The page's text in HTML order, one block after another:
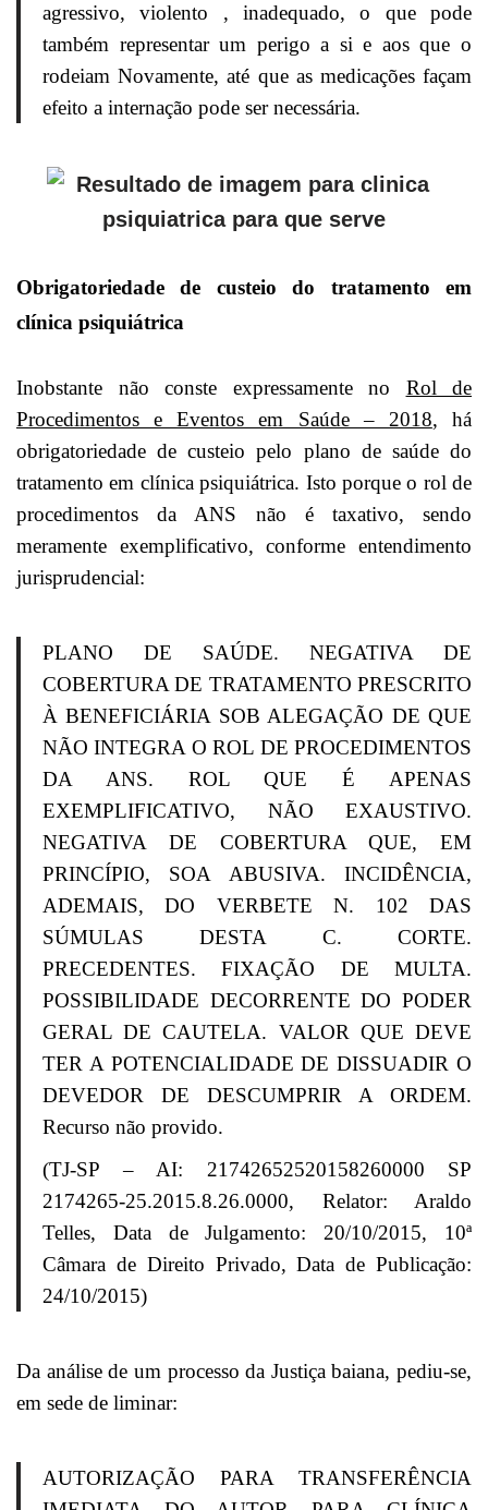
agressivo, violento , inadequado, o que pode
também representar um perigo a si e aos que o
rodeiam Novamente, até que as medicações façam
efeito a internação pode ser necessária.
Obrigatoriedade de custeio do tratamento em
clínica psiquiátrica
Inobstante não conste expressamente no Rol de
Procedimentos e Eventos em Saúde – 2018, há
obrigatoriedade de custeio pelo plano de saúde do
tratamento em clínica psiquiátrica. Isto porque o rol de
procedimentos da ANS não é taxativo, sendo
meramente exemplificativo, conforme entendimento
jurisprudencial:
PLANO DE SAÚDE. NEGATIVA DE
COBERTURA DE TRATAMENTO PRESCRITO
À BENEFICIÁRIA SOB ALEGAÇÃO DE QUE
NÃO INTEGRA O ROL DE PROCEDIMENTOS
DA ANS. ROL QUE É APENAS
EXEMPLIFICATIVO, NÃO EXAUSTIVO.
NEGATIVA DE COBERTURA QUE, EM
PRINCÍPIO, SOA ABUSIVA. INCIDÊNCIA,
ADEMAIS, DO VERBETE N. 102 DAS
SÚMULAS DESTA C. CORTE.
PRECEDENTES. FIXAÇÃO DE MULTA.
POSSIBILIDADE DECORRENTE DO PODER
GERAL DE CAUTELA. VALOR QUE DEVE
TER A POTENCIALIDADE DE DISSUADIR O
DEVEDOR DE DESCUMPRIR A ORDEM.
Recurso não provido.
(TJ-SP – AI: 21742652520158260000 SP
2174265-25.2015.8.26.0000, Relator: Araldo
Telles, Data de Julgamento: 20/10/2015, 10ª
Câmara de Direito Privado, Data de Publicação:
24/10/2015)
Da análise de um processo da Justiça baiana, pediu-se,
em sede de liminar:
AUTORIZAÇÃO PARA TRANSFERÊNCIA